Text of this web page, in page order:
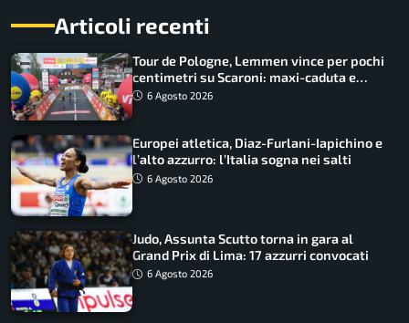
Articoli recenti
Tour de Pologne, Lemmen vince per pochi
centimetri su Scaroni: maxi-caduta e
tappa accorciata
6 Agosto 2026
Europei atletica, Diaz-Furlani-Iapichino e
l’alto azzurro: l’Italia sogna nei salti
6 Agosto 2026
Judo, Assunta Scutto torna in gara al
Grand Prix di Lima: 17 azzurri convocati
6 Agosto 2026